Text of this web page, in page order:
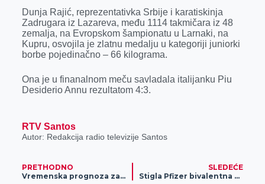
b
o
o
e
n
g
r
e
d
I
r
s
A
p
l
Dunja Rajić, reprezentativka Srbije i karatiskinja
Zadrugara iz Lazareva, među 1114 takmičara iz 48
zemalja, na Evropskom šampionatu u Larnaki, na
Kupru, osvojila je zlatnu medalju u kategoriji juniorki
borbe pojedinačno – 66 kilograma.
Ona je u finanalnom meču savladala italijanku Piu
Desiderio Annu rezultatom 4:3.
RTV Santos
Autor: Redakcija radio televizije Santos
PRETHODNO
Vremenska prognoza za 6. februar
SLEDEĆE
Stigla Pfizer bivalentna vakcina protiv COVID-19